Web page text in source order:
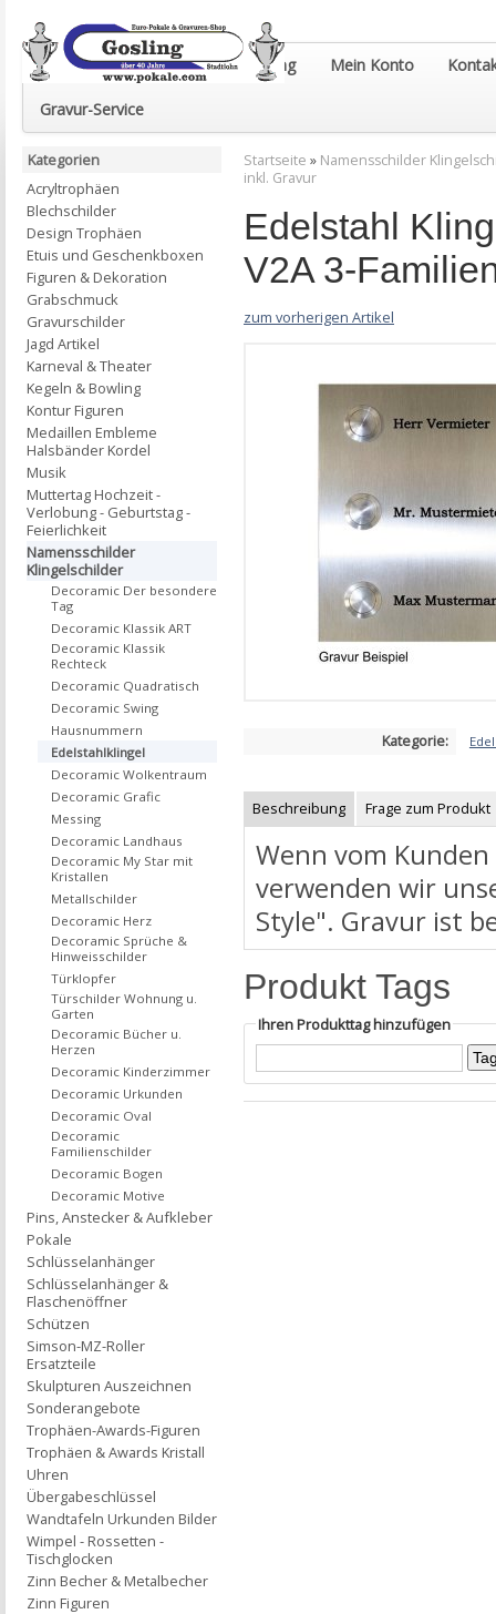
Euro-Pokale & Gravur-Shop Gosling Mein Konto
Gravur-Service
Startseite » Namensschilder
inkl. Gravur
Edelstahl
V2A 3-
zum vorherigen Artikel
Kategorie:
Beschreibung Frage zum Produkt
Wenn vom
verwenden wir
Style". Gravur ist
Produkt Tags
Ihren Produkttag hinzufügen
Kategorien
Acryltrophäen
Blechschilder
Design Trophäen
Etuis und Geschenkboxen
Figuren & Dekoration
Grabschmuck
Gravurschilder
Jagd Artikel
Karneval & Theater
Kegeln & Bowling
Kontur Figuren
Medaillen Embleme
Halsbänder Kordel
Musik
Muttertag Hochzeit -
Verlobung - Geburtstag -
Feierlichkeit
Namensschilder
Klingelschilder
Decoramic Der besondere
Tag
Decoramic Klassik ART
Decoramic Klassik
Rechteck
Decoramic Quadratisch
Decoramic Swing
Hausnummern
Edelstahlklingel
Decoramic Wolkentraum
Decoramic Grafic
Messing
Decoramic Landhaus
Decoramic My Star mit
Kristallen
Metallschilder
Decoramic Herz
Decoramic Sprüche &
Hinweisschilder
Türklopfer
Türschilder Wohnung u.
Garten
Decoramic Bücher u.
Herzen
Decoramic Kinderzimmer
Decoramic Urkunden
Decoramic Oval
Decoramic
Familienschilder
Decoramic Bogen
Decoramic Motive
Pins, Anstecker & Aufkleber
Pokale
Schlüsselanhänger
Schlüsselanhänger &
Flaschenöffner
Schützen
Simson-MZ-Roller
Ersatzteile
Skulpturen Auszeichnen
Sonderangebote
Trophäen-Awards-Figuren
Trophäen & Awards Kristall
Uhren
Übergabeschlüssel
Wandtafeln Urkunden Bilder
Wimpel - Rossetten -
Tischglocken
Zinn Becher & Metalbecher
Zinn Figuren